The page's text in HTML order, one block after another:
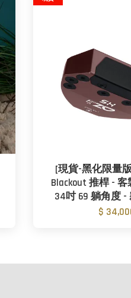
[現貨-黑化限量版
Blackout 推桿 -
34吋 69 躺角度 -
$